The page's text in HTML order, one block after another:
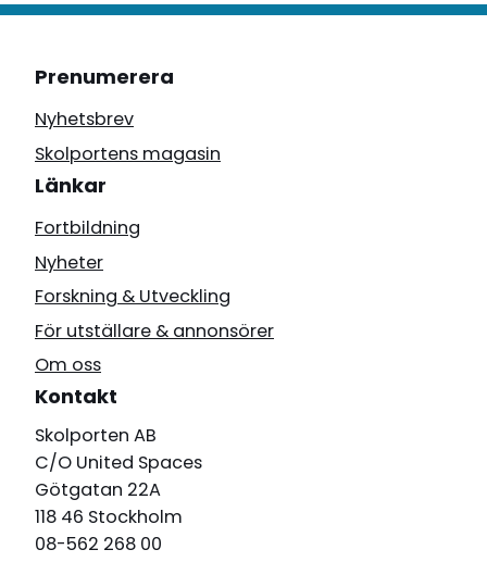
Prenumerera
Nyhetsbrev
Skolportens magasin
Länkar
Fortbildning
Nyheter
Forskning & Utveckling
För utställare & annonsörer
Om oss
Kontakt
Skolporten AB
C/O United Spaces
Götgatan 22A
118 46 Stockholm
08-562 268 00